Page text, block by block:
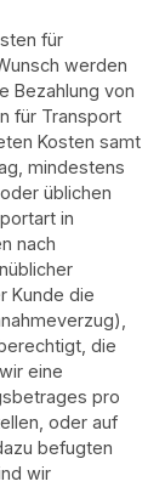
für
werden
Bezahlung von
für Transport
Kosten samt
mindestens
üblichen
in
nach
Kunde die
die
eine
pro
oder auf
befugten
wir